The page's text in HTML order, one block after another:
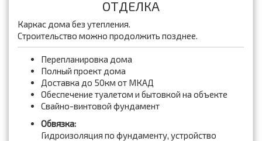
ОТДЕЛКА
Каркас дома без утепления.
Строительство можно продолжить позднее.
Перепланировка дома
Полный проект дома
Доставка до 50км от МКАД
Обеспечение туалетом и бытовкой на объекте
Свайно-винтовой фундамент
Обвязка:
Гидроизоляция по фундаменту, устройство